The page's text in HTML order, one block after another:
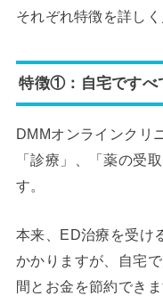
それぞれ特徴を詳し
特徴①：自宅ですべ
DMMオンラインクリ
「診療」、「薬の受
す。
本来、ED治療を受け
かかりますが、自宅
間とお金を節約できま